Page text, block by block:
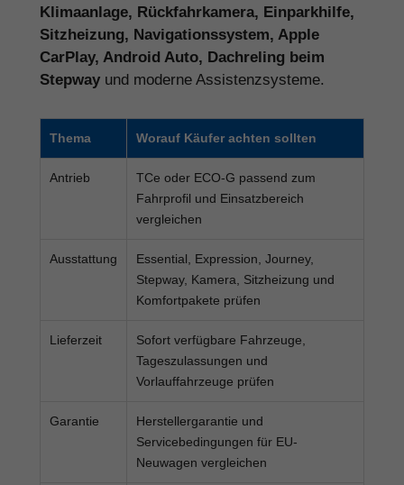
Klimaanlage, Rückfahrkamera, Einparkhilfe,
Sitzheizung, Navigationssystem, Apple
CarPlay, Android Auto, Dachreling beim
Stepway und moderne Assistenzsysteme.
Thema Worauf Käufer achten sollten
Antrieb
TCe oder ECO-G passend zum
Fahrprofil und Einsatzbereich
vergleichen
Ausstattung
Essential, Expression, Journey,
Stepway, Kamera, Sitzheizung und
Komfortpakete prüfen
Lieferzeit
Sofort verfügbare Fahrzeuge,
Tageszulassungen und
Vorlauffahrzeuge prüfen
Garantie
Herstellergarantie und
Servicebedingungen für EU-
Neuwagen vergleichen